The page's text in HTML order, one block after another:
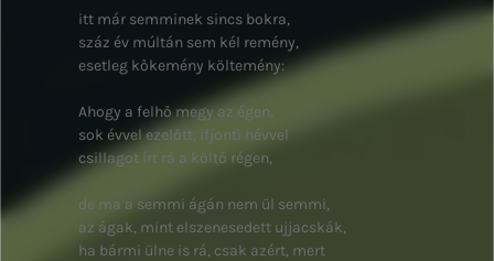
itt már semminek sincs bokra,
száz év múltán sem kél remény,
esetleg kőkemény költemény:
Ahogy a felhő megy az égen,
sok évvel ezelőtt, ifjonti hévvel
csillagot írt rá a költő régen,
de ma a semmi ágán nem ül semmi,
az ágak, mint elszenesedett ujjacskák,
ha bármi ülne is rá, csak azért, mert